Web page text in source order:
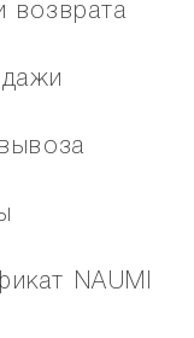
возврата
NAUMI